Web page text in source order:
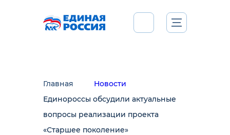
Главная
Новости
Единороссы обсудили актуальные
вопросы реализации проекта
«Старшее поколение»